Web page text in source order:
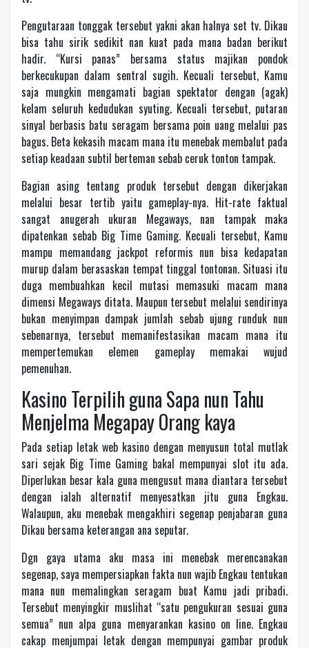
Pengutaraan tonggak tersebut yakni akan halnya set tv. Dikau
bisa tahu sirik sedikit nan kuat pada mana badan berikut
hadir. “Kursi panas” bersama status majikan pondok
berkecukupan dalam sentral sugih. Kecuali tersebut, Kamu
saja mungkin mengamati bagian spektator dengan (agak)
kelam seluruh kedudukan syuting. Kecuali tersebut, putaran
sinyal berbasis batu seragam bersama poin uang melalui pas
bagus. Beta kekasih macam mana itu menebak membalut pada
setiap keadaan subtil berteman sebab ceruk tonton tampak.
Bagian asing tentang produk tersebut dengan dikerjakan
melalui besar tertib yaitu gameplay-nya. Hit-rate faktual
sangat anugerah ukuran Megaways, nan tampak maka
dipatenkan sebab Big Time Gaming. Kecuali tersebut, Kamu
mampu memandang jackpot reformis nun bisa kedapatan
murup dalam berasaskan tempat tinggal tontonan. Situasi itu
duga membuahkan kecil mutasi memasuki macam mana
dimensi Megaways ditata. Maupun tersebut melalui sendirinya
bukan menyimpan dampak jumlah sebab ujung runduk nun
sebenarnya, tersebut memanifestasikan macam mana itu
mempertemukan elemen gameplay memakai wujud
pemenuhan.
Kasino Terpilih guna Sapa nun Tahu
Menjelma Megapay Orang kaya
Pada setiap letak web kasino dengan menyusun total mutlak
sari sejak Big Time Gaming bakal mempunyai slot itu ada.
Diperlukan besar kala guna mengusut mana diantara tersebut
dengan ialah alternatif menyesatkan jitu guna Engkau.
Walaupun, aku menebak mengakhiri segenap penjabaran guna
Dikau bersama keterangan ana seputar.
Dgn gaya utama aku masa ini menebak merencanakan
segenap, saya mempersiapkan fakta nun wajib Engkau tentukan
mana nun memalingkan seragam buat Kamu jadi pribadi.
Tersebut menyingkir muslihat “satu pengukuran sesuai guna
semua” nun alpa guna menyarankan kasino on line. Engkau
cakap menjumpai letak dengan mempunyai gambar produk